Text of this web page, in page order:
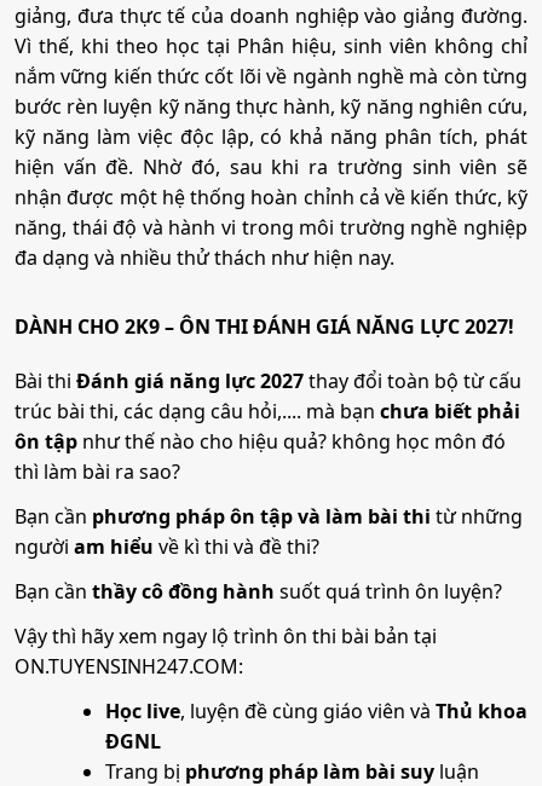
8. Kỹ thuật xây dựng
Mã ngành:7580201
• Phương thức xét tuyển: Ưu TiênĐT THPTThi RiêngHọc Bạ
• Tổ hợp:D01; A00; A01; X26; X06; D07
• Phương thức xét tuyển:Ưu TiênHọc BạĐT THPTThi Riêng
• Tổ hợp: X01; C14; X74; C20; C00; D14; C03; C04
giảng, đưa thực tế của doanh nghiệp vào giảng đường.
Vì thế, khi theo học tại Phân hiệu, sinh viên không chỉ
nắm vững kiến thức cốt lõi về ngành nghề mà còn từng
bước rèn luyện kỹ năng thực hành, kỹ năng nghiên cứu,
kỹ năng làm việc độc lập, có khả năng phân tích, phát
hiện vấn đề. Nhờ đó, sau khi ra trường sinh viên sẽ
nhận được một hệ thống hoàn chỉnh cả về kiến thức, kỹ
năng, thái độ và hành vi trong môi trường nghề nghiệp
đa dạng và nhiều thử thách như hiện nay.
DÀNH CHO 2K9 – ÔN THI ĐÁNH GIÁ NĂNG LỰC 2027!
Bài thi Đánh giá năng lực 2027thay đổi toàn bộ từ cấu
trúc bài thi, các dạng câu hỏi,.... mà bạn chưa biết phải
ôn tập như thế nào cho hiệu quả? không học môn đó
thì làm bài ra sao?
Bạn cần phương pháp ôn tập và làm bài thi từ những
người am hiểu về kì thi và đề thi?
Bạn cần thầy cô đồng hành suốt quá trình ôn luyện?
Vậy thì hãy xem ngay lộ trình ôn thi bài bản tại
ON.TUYENSINH247.COM:
Học live, luyện đề cùng giáo viên và Thủ khoa
ĐGNL
Trang bị phương pháp làm bài suy luận